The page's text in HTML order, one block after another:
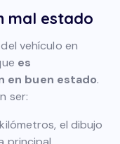
mal estado
vehículo en
es
en buen estado.
ser:
el dibujo